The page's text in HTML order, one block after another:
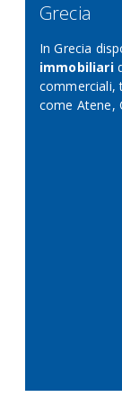
Grecia
In Grecia
immobiliari
commerciali,
come Atene,